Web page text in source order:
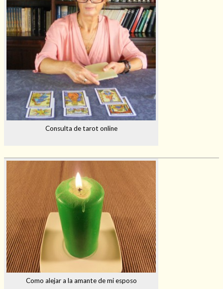
Consulta de tarot online
Como alejar a la amante de mi esposo